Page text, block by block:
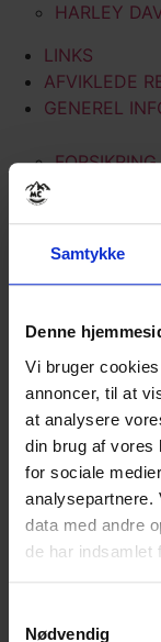
Samtykke
Denne
Vi bruger
annoncer, til at
at analysere
din brug af vores
for sociale
analysepartnere.
data med andre
de har indsamlet
Nødvendig
HARLEY
LINKS
AFVIKLEDE
GENEREL
BETINGELSER
OM VITO
KONTAKT
MC-REJSER
ALLE TURE
ALPERNE
DANMARK
IRLAND
NORGE